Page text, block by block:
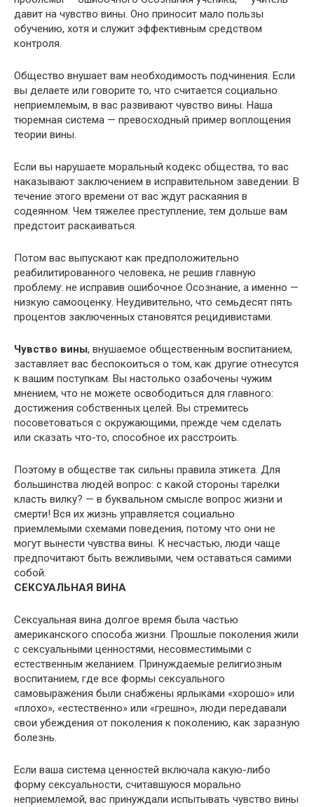
давит на чувство вины. Оно приносит мало пользы
обучению, хотя и служит эффективным средством
контроля.
Общество внушает вам необходимость подчинения. Если
вы делаете или говорите то, что считается социально
неприемлемым, в вас развивают чувство вины. Наша
тюремная система — превосходный пример воплощения
теории вины.
Если вы нарушаете моральный кодекс общества, то вас
наказывают заключением в исправительном заведении. В
течение этого времени от вас ждут раскаяния в
содеянном. Чем тяжелее преступление, тем дольше вам
предстоит раскаиваться.
Потом вас выпускают как предположительно
реабилитированного человека, не решив главную
проблему: не исправив ошибочное Осознание, а именно —
низкую самооценку. Неудивительно, что семьдесят пять
процентов заключенных становятся рецидивистами.
Чувство вины, внушаемое общественным воспитанием,
заставляет вас беспокоиться о том, как другие отнесутся
к вашим поступкам. Вы настолько озабочены чужим
мнением, что не можете освободиться для главного:
достижения собственных целей. Вы стремитесь
посоветоваться с окружающими, прежде чем сделать
или сказать что-то, способное их расстроить.
Поэтому в обществе так сильны правила этикета. Для
большинства людей вопрос: с какой стороны тарелки
класть вилку? — в буквальном смысле вопрос жизни и
смерти! Вся их жизнь управляется социально
приемлемыми схемами поведения, потому что они не
могут вынести чувства вины. К несчастью, люди чаще
предпочитают быть вежливыми, чем оставаться самими
собой.
СЕКСУАЛЬНАЯ ВИНА
Сексуальная вина долгое время была частью
американского способа жизни. Прошлые поколения жили
с сексуальными ценностями, несовместимыми с
естественным желанием. Принуждаемые религиозным
воспитанием, где все формы сексуального
самовыражения были снабжены ярлыками «хорошо» или
«плохо», «естественно» или «грешно», люди передавали
свои убеждения от поколения к поколению, как заразную
болезнь.
Если ваша система ценностей включала какую-либо
форму сексуальности, считавшуюся морально
неприемлемой, вас принуждали испытывать чувство вины